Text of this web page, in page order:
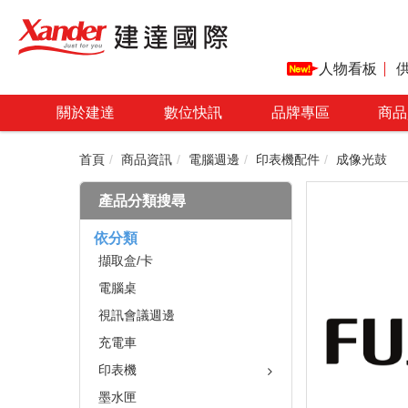
人物看板
關於建達 數位快訊 品牌專區 商
首頁 商品資訊 電腦週邊 印表機配件 成像光鼓
產品分類搜尋
依分類
擷取盒/卡
電腦桌
視訊會議週邊
充電車
印表機
墨水匣